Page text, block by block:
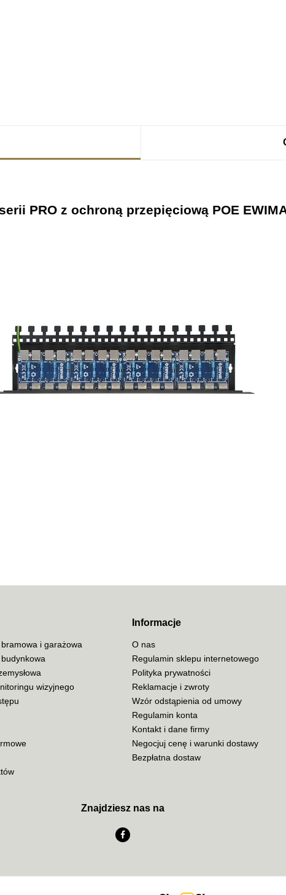
PRO z ochroną przepięciową POE
ADATA
AISKO
AJAX SYSTEMS
i garażowa
wizyjnego
Informacje
O nas
Regulamin sklepu internetowego
Polityka prywatności
Reklamacje i zwroty
Wzór odstąpienia od umowy
Regulamin konta
Kontakt i dane firmy
Negocjuj cenę i warunki dostawy
Bezpłatna dostaw
Znajdziesz nas na